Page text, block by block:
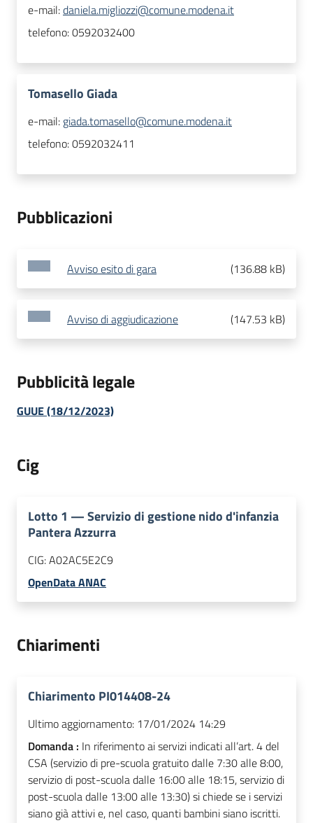
e-mail:daniela.migliozzi@comune.modena.it
telefono:0592032400
Tomasello Giada
e-mail: giada.tomasello@comune.modena.it
telefono:0592032411
Pubblicazioni
Avviso esito di gara (136.88 kB)
Avviso di aggiudicazione (147.53 kB)
Pubblicità legale
GUUE (18/12/2023)
Cig
Lotto 1 —Servizio di gestione nido d'infanzia
Pantera Azzurra
CIG:A02AC5E2C9
OpenData ANAC
Chiarimenti
Chiarimento PI014408-24
Ultimo aggiornamento: 17/01/2024 14:29
Domanda : In riferimento ai servizi indicati all’art. 4 del
CSA (servizio di pre-scuola gratuito dalle 7:30 alle 8:00,
servizio di post-scuola dalle 16:00 alle 18:15, servizio di
post-scuola dalle 13:00 alle 13:30) si chiede se i servizi
siano già attivi e, nel caso, quanti bambini siano iscritti.